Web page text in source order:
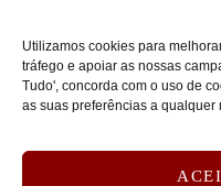
Utilizamos cookies para
tráfego e apoiar as nossas
Tudo', concorda com o uso de
as suas preferências a qualquer